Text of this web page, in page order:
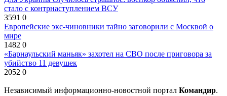
стало с контрнаступлением ВСУ
3591 0
Европейские экс-чиновники тайно заговорили с Москвой о
мире
1482 0
«Барнаульский маньяк» захотел на СВО после приговора за
убийство 11 девушек
2052 0
Независимый информационно-новостной портал Командир.